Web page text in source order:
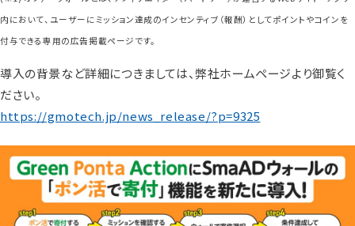
内において、ユーザーにミッション達成のインセンティブ（報酬）としてポイントやコインを
付与できる専用の広告掲載ページです。
導入の背景など詳細につきましては、弊社ホームページより御覧く
ださい。
https://gmotech.jp/news_release/?p=9325